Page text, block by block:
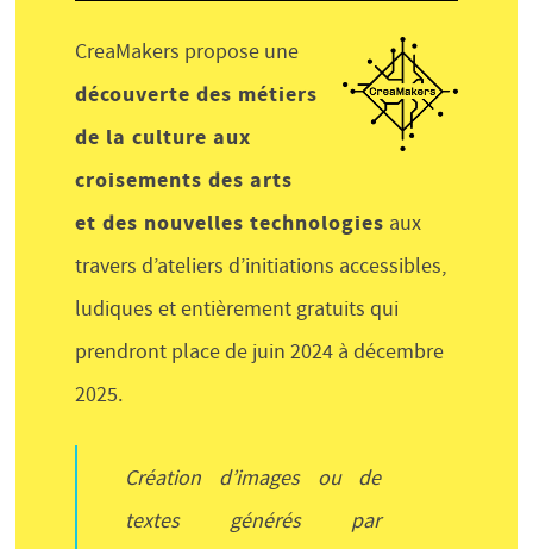
CreaMakers propose une
découverte des métiers
de la culture aux
croisements des arts
et des nouvelles technologies aux
travers d’ateliers d’initiations accessibles,
ludiques et entièrement gratuits qui
prendront place de juin 2024 à décembre
2025.
Création d’images ou de
textes générés par